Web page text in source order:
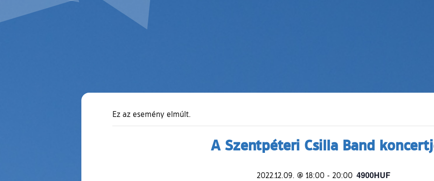
Ez az esemény elmúlt.
A Szentpéteri Csilla Band
2022.12.09. @ 18:00 - 20:00 4900HUF